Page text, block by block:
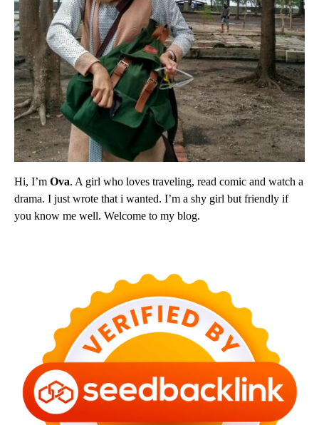
Hi, I’m Ova. A girl who loves traveling, read comic and watch a
drama. I just wrote that i wanted. I’m a shy girl but friendly if
you know me well. Welcome to my blog.